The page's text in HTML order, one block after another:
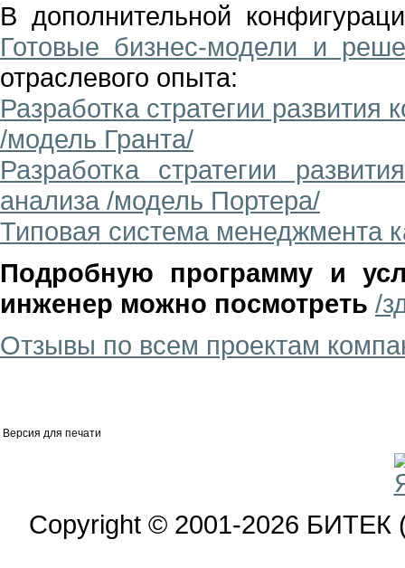
В дополнительной
Готовые бизнес-модели и
отраслевого опыта:
Разработка стратегии
/модель Гранта/
Разработка стратегии
анализа /модель Портера/
Типовая система менеджмента
Подробную программу и
инженер можно посмотреть /
Отзывы по всем проектам
Версия для печати
Copyright © 2001-2026 БИТЕК